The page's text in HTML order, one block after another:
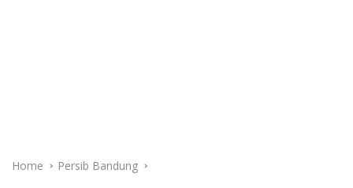
Home Persib Bandung